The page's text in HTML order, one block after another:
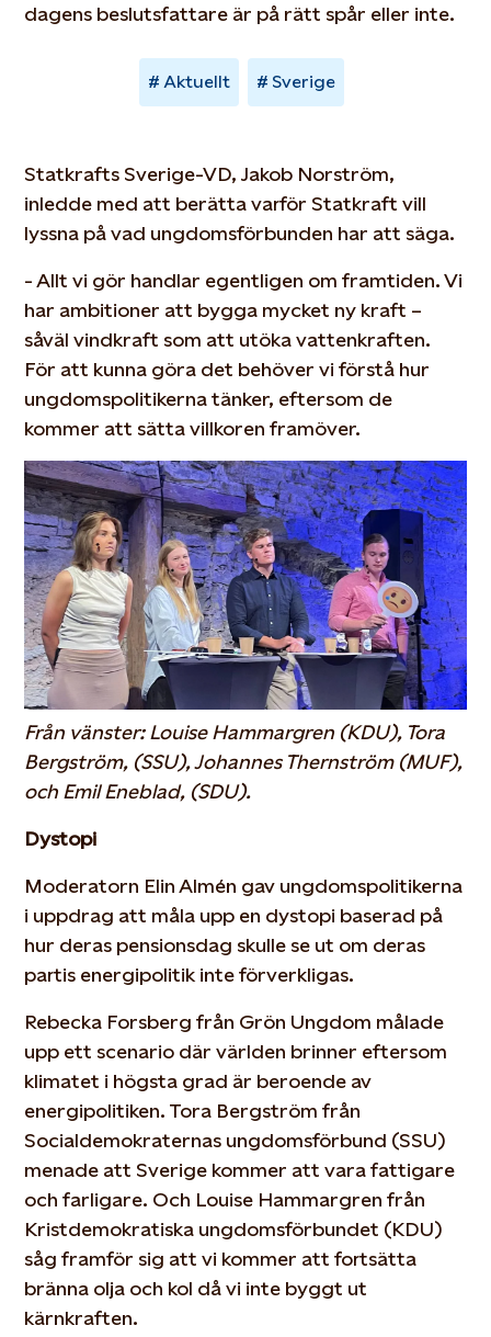
dagens beslutsfattare är på rätt spår eller inte.
Aktuellt Sverige
Statkrafts Sverige-VD, Jakob Norström,
inledde med att berätta varför Statkraft vill
lyssna på vad ungdomsförbunden har att säga.
- Allt vi gör handlar egentligen om framtiden. Vi
har ambitioner att bygga mycket ny kraft –
såväl vindkraft som att utöka vattenkraften.
För att kunna göra det behöver vi förstå hur
ungdomspolitikerna tänker, eftersom de
kommer att sätta villkoren framöver.
Från vänster: Louise Hammargren (KDU), Tora
Bergström, (SSU), Johannes Thernström (MUF),
och Emil Eneblad, (SDU).
Dystopi
Moderatorn Elin Almén gav ungdomspolitikerna
i uppdrag att måla upp en dystopi baserad på
hur deras pensionsdag skulle se ut om deras
partis energipolitik inte förverkligas.
Rebecka Forsberg från Grön Ungdom målade
upp ett scenario där världen brinner eftersom
klimatet i högsta grad är beroende av
energipolitiken. Tora Bergström från
Socialdemokraternas ungdomsförbund (SSU)
menade att Sverige kommer att vara fattigare
och farligare. Och Louise Hammargren från
Kristdemokratiska ungdomsförbundet (KDU)
såg framför sig att vi kommer att fortsätta
bränna olja och kol då vi inte byggt ut
kärnkraften.